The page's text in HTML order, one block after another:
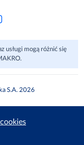
usługi mogą różnić się
S.A. 2026